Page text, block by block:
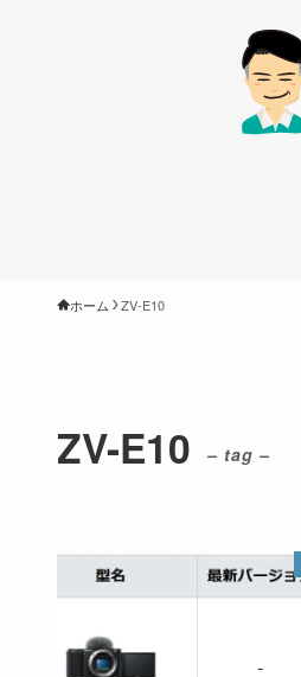
ホーム ZV-E10
ZV-E10 – tag –